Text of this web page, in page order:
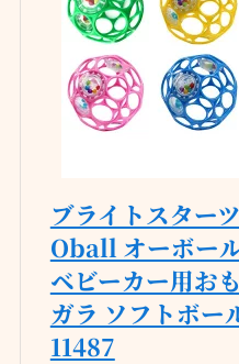
ブライトスタ
Oball オーボー
ベビーカー用お
ガラ ソフトボー
11487